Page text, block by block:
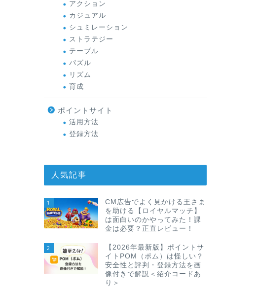
アクション
カジュアル
シュミレーション
ストラテジー
テーブル
パズル
リズム
育成
ポイントサイト
活用方法
登録方法
人気記事
1
CM広告でよく見かける王さま
を助ける【ロイヤルマッチ】
は面白いのかやってみた！課
金は必要？正直レビュー！
2
【2026年最新版】ポイントサ
イトPOM（ポム）は怪しい？
安全性と評判・登録方法を画
像付きで解説＜紹介コードあ
り＞